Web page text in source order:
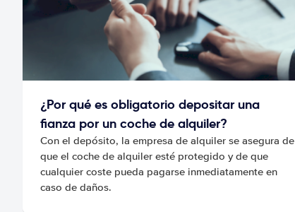
¿Por qué es obligatorio depositar una
fianza por un coche de alquiler?
Con el depósito, la empresa de alquiler se asegura de
que el coche de alquiler esté protegido y de que
cualquier coste pueda pagarse inmediatamente en
caso de daños.